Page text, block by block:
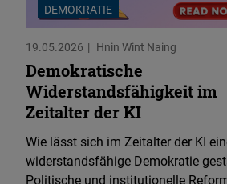
DEMOKRATIE
19.05.2026 Hnin Wint Naing
Demokratische
Widerstandsfähigkeit im
Zeitalter der KI
Wie lässt sich im Zeitalter der KI
widerstandsfähige Demokratie
Politische und institutionelle